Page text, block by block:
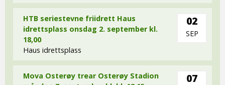
HTB seriestevne friidrett Haus
idrettsplass onsdag 2. september kl.
18,00
Haus idrettsplass
02
SEP
Mova Osterøy trear Osterøy Stadion
07